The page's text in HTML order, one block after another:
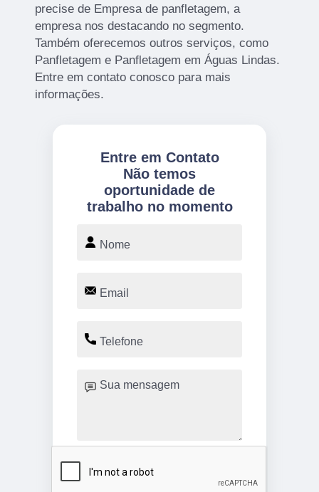
precise de Empresa de panfletagem, a
empresa nos destacando no segmento.
Também oferecemos outros serviços, como
Panfletagem e Panfletagem em Águas Lindas.
Entre em contato conosco para mais
informações.
Entre em Contato
Não temos
oportunidade de
trabalho no momento